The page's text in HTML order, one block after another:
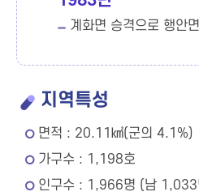
계화면 승격으로 행안
지역특성
면적 : 20.11㎢(군의 4.1%)
가구수 : 1,198호
인구수 : 1,966명 (남